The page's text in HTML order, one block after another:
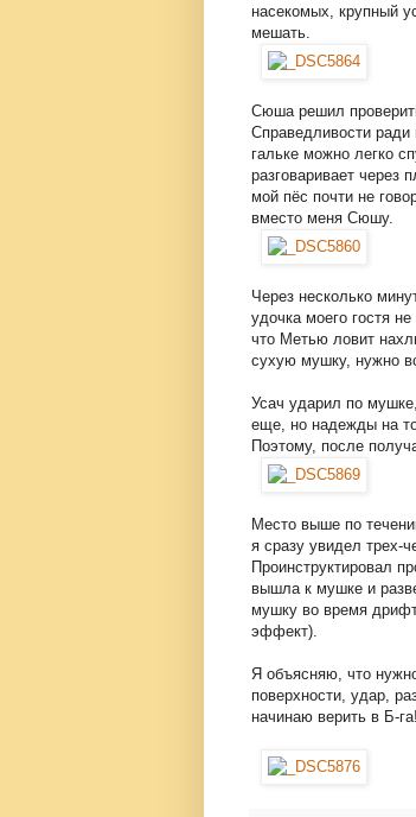
насекомых, крупный
мешать.
Сюша решил
Справедливости ради
гальке можно легко
разговаривает через
мой пёс почти не
вместо меня Сюшу.
Через несколько
удочка моего гостя
что Метью ловит
сухую мушку, нужно
Усач ударил по
еще, но надежды на
Поэтому, после
Место выше по
я сразу увидел трех-
Проинструктировал
вышла к мушке и
мушку во время
эффект).
Я объясняю, что
поверхности, удар,
начинаю верить в Б-